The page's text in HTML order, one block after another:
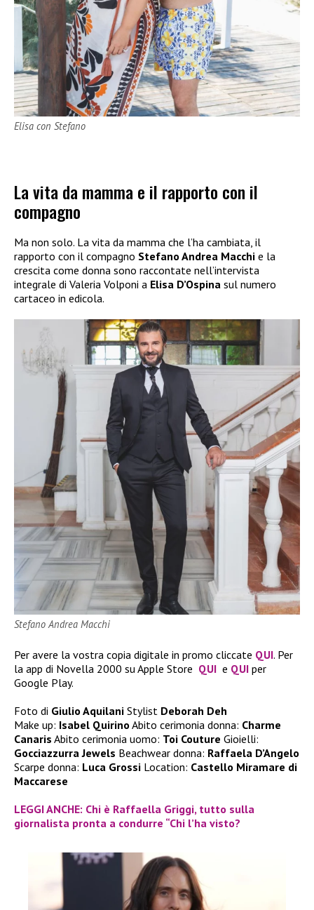
Elisa con Stefano
La vita da mamma e il rapporto con il
compagno
Ma non solo. La vita da mamma che l’ha cambiata, il
rapporto con il compagno Stefano Andrea Macchi e la
crescita come donna sono raccontate nell’intervista
integrale di Valeria Volponi a Elisa D’Ospina sul numero
cartaceo in edicola.
Stefano Andrea Macchi
Per avere la vostra copia digitale in promo cliccate QUI. Per
la app di Novella 2000 su Apple Store QUI e QUI per
Google Play.
Foto di Giulio Aquilani Stylist Deborah Deh
Make up: Isabel Quirino Abito cerimonia donna: Charme
Canaris Abito cerimonia uomo: Toi Couture Gioielli:
Gocciazzurra Jewels Beachwear donna: Raffaela D’Angelo
Scarpe donna: Luca Grossi Location: Castello Miramare di
Maccarese
LEGGI ANCHE: Chi è Raffaella Griggi, tutto sulla
giornalista pronta a condurre “Chi l’ha visto?